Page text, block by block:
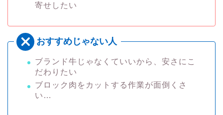
寄せしたい
ブランド牛じゃなくていいから、安さにこ
だわりたい
ブロック肉をカットする作業が面倒くさ
い…